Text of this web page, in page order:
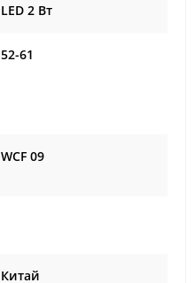
LED 2 Вт
52-61
WCF 09
Китай